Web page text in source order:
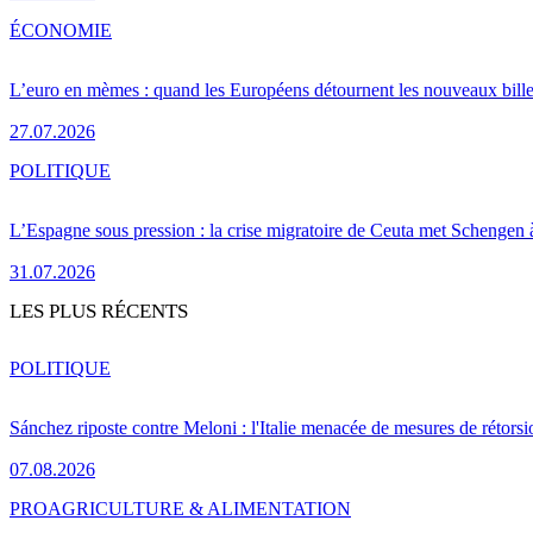
L’euro en mèmes : quand les Européens détournent les nouveaux
27.07.2026
ÉCONOMIE
L’Espagne sous pression : la crise migratoire de Ceuta met Schengen
31.07.2026
POLITIQUE
LES PLUS RÉCENTS
Sánchez riposte contre Meloni : l'Italie menacée de mesures de
07.08.2026
POLITIQUE
PROAGRICULTURE & ALIMENTATION